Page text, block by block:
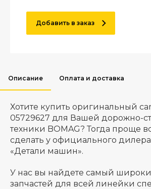
Добавить в заказ
Описание Оплата и доставка
Хотите купить оригинальный
05729627 для Вашей дорожно-
техники BOMAG? Тогда проще
сделать у официального
«Детали машин».
У нас вы найдете самый
запчастей для всей линейки